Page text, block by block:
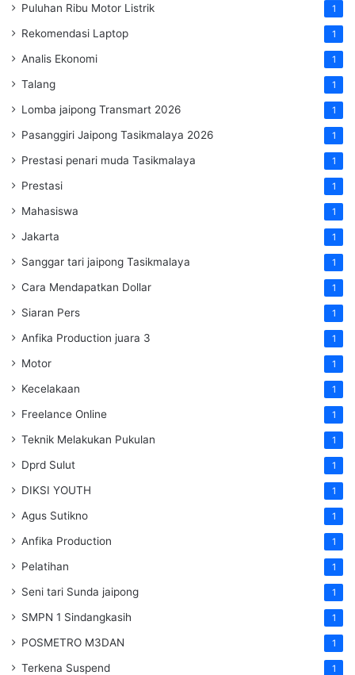
Puluhan Ribu Motor Listrik 1
Rekomendasi Laptop 1
Analis Ekonomi 1
Talang 1
Lomba jaipong Transmart 2026 1
Pasanggiri Jaipong Tasikmalaya 2026 1
Prestasi penari muda Tasikmalaya 1
Prestasi 1
Mahasiswa 1
Jakarta 1
Sanggar tari jaipong Tasikmalaya 1
Cara Mendapatkan Dollar 1
Siaran Pers 1
Anfika Production juara 3 1
Motor 1
Kecelakaan 1
Freelance Online 1
Teknik Melakukan Pukulan 1
Dprd Sulut 1
DIKSI YOUTH 1
Agus Sutikno 1
Anfika Production 1
Pelatihan 1
Seni tari Sunda jaipong 1
SMPN 1 Sindangkasih 1
POSMETRO M3DAN 1
Terkena Suspend 1